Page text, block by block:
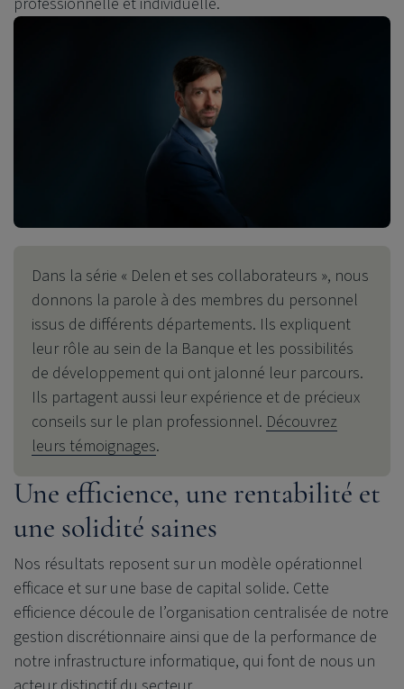
Dans la série « Delen et ses collaborateurs », nous
donnons la parole à des membres du personnel
issus de différents départements. Ils expliquent
leur rôle au sein de la Banque et les possibilités
de développement qui ont jalonné leur parcours.
Ils partagent aussi leur expérience et de précieux
conseils sur le plan professionnel. Découvrez
leurs témoignages.
Une efficience, une rentabilité et
une solidité saines
Nos résultats reposent sur un modèle opérationnel
efficace et sur une base de capital solide. Cette
efficience découle de l’organisation centralisée de notre
gestion discrétionnaire ainsi que de la performance de
notre infrastructure informatique, qui font de nous un